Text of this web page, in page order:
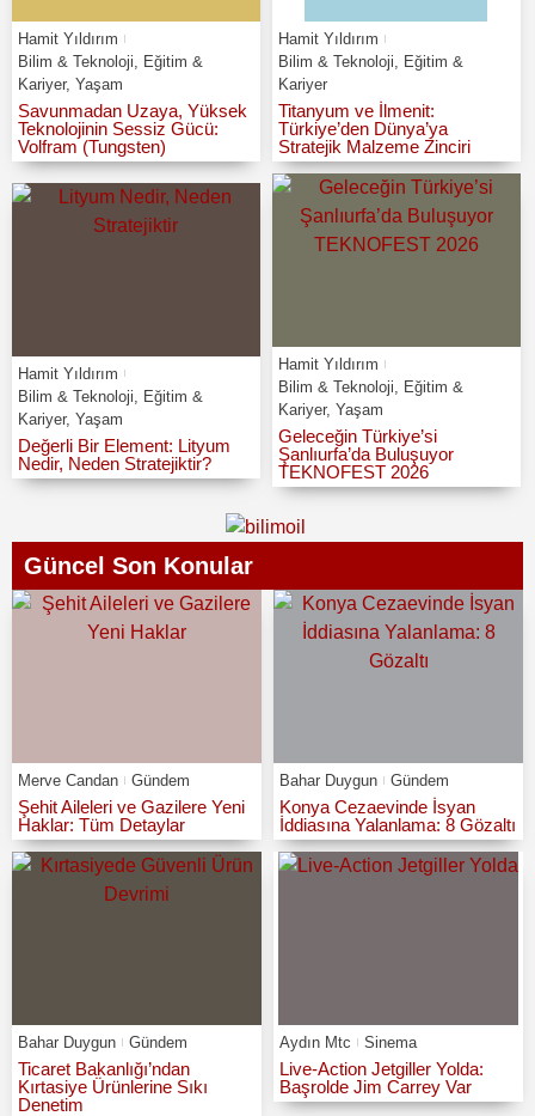
Hamit Yıldırım
Bilim & Teknoloji, Eğitim &
Kariyer, Yaşam
Savunmadan Uzaya, Yüksek
Teknolojinin Sessiz Gücü:
Volfram (Tungsten)
Hamit Yıldırım
Bilim & Teknoloji, Eğitim &
Kariyer
Titanyum ve İlmenit:
Türkiye’den Dünya’ya
Stratejik Malzeme Zinciri
Hamit Yıldırım
Bilim & Teknoloji
Eğitim &
Kariyer, Yaşam
Değerli Bir Element: Lityum
Nedir, Neden Stratejiktir?
Hamit Yıldırım
Bilim & Teknoloji, Eğitim &
Kariyer, Yaşam
Geleceğin Türkiye’si
Şanlıurfa’da Buluşuyor
TEKNOFEST 2026
Güncel Son Konular
Merve Candan Gündem
Şehit Aileleri ve Gazilere Yeni
Haklar: Tüm Detaylar
Bahar Duygun Gündem
Konya Cezaevinde İsyan
İddiasına Yalanlama: 8 Gözaltı
Bahar Duygun Gündem
Ticaret Bakanlığı’ndan
Kırtasiye Ürünlerine Sıkı
Denetim
Aydın Mtc Sinema
Live-Action Jetgiller Yolda:
Başrolde Jim Carrey Var